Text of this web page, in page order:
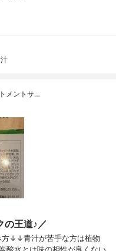
メントサ…
の王道♪／
↓↓青汁が苦手な方は植物